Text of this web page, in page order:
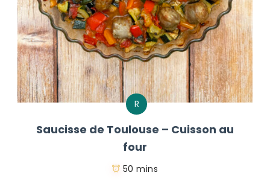
R
Saucisse de Toulouse – Cuisson au
four
50 mins